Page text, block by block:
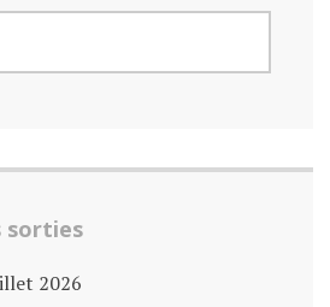
sorties
2026